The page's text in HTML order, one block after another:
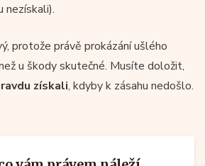
nezískali).
protože právě prokázání ušlého
u škody skutečné. Musíte doložit,
získali, kdyby k zásahu nedošlo.